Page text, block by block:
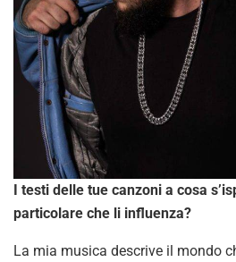
I testi delle tue canzoni a cosa
particolare che li influenza?
La mia musica descrive il mondo